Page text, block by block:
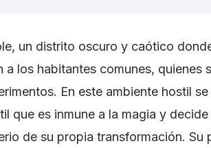
un distrito oscuro y caótico
los habitantes comunes, quienes
En este ambiente hostil se
que es inmune a la magia y
de su propia transformación. Su